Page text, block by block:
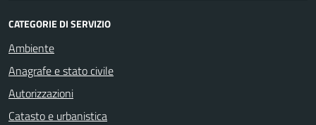
CATEGORIE DI SERVIZIO
Ambiente
Anagrafe e stato civile
Autorizzazioni
Catasto e urbanistica